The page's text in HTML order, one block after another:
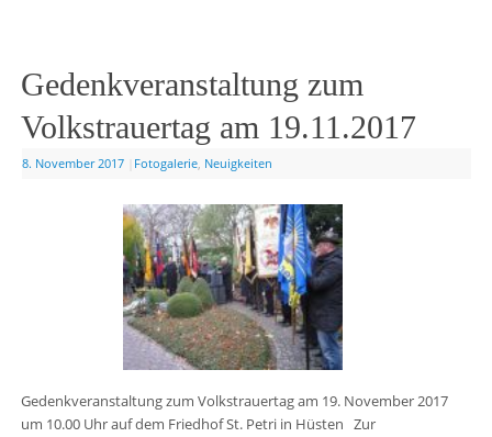
Gedenkveranstaltung zum
Volkstrauertag am 19.11.2017
8. November 2017 Fotogalerie, Neuigkeiten
Gedenkveranstaltung zum Volkstrauertag am 19. November 2017
um 10.00 Uhr auf dem Friedhof St. Petri in Hüsten Zur